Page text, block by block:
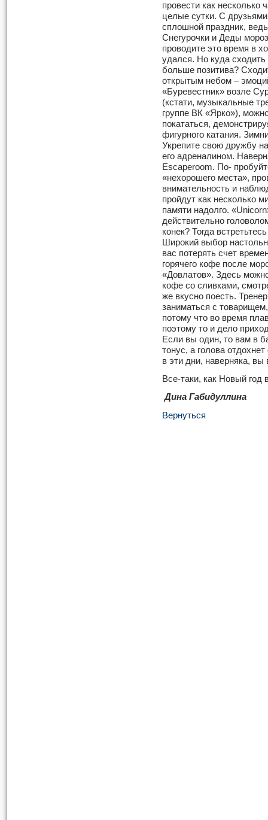
провести как несколько
целые сутки. С
сплошной праздник,
Снегурочки и Деды
проводите это время в
удался. Но куда
больше позитива?
открытым небом –
«Буревестник» возле
(кстати, музыкальные
группе ВК «Ярко»),
покататься,
фигурного катания.
Укрепите свою дружбу
его адреналином.
Escaperoom. По-
«нехорошего места»,
внимательность и
пройдут как несколько
памяти надолго.
действительно
конек? Тогда
Широкий выбор
вас потерять счет
горячего кофе после
«Довлатов». Здесь
кофе со сливками,
же вкусно поесть.
заниматься с
потому что во время
поэтому то и дело
Если вы один, то вам в
тонус, а голова
в эти дни, наверняка,
Все-таки, как Новый год
Дина Габидуллина
Вернуться